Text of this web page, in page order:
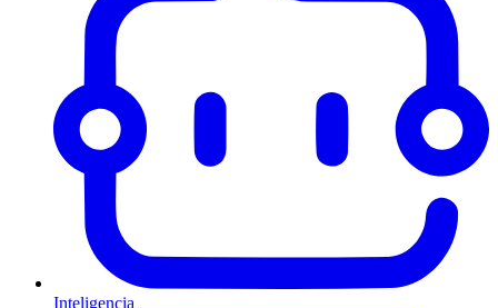
Inteligencia